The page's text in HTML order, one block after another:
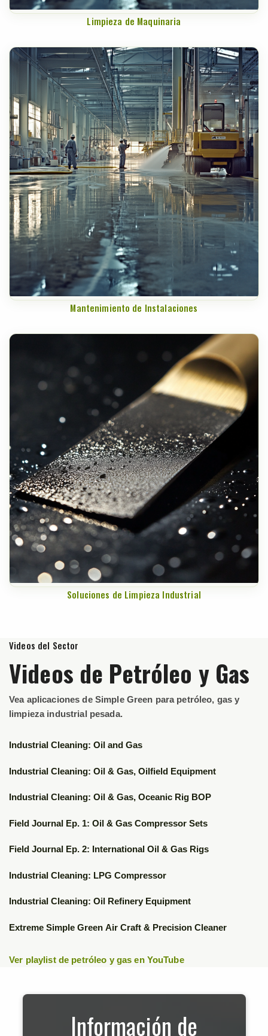
Limpieza de Maquinaria
Mantenimiento de Instalaciones
Soluciones de Limpieza Industrial
Videos del Sector
Videos de Petróleo y Gas
Vea aplicaciones de Simple Green para petróleo, gas y
limpieza industrial pesada.
▶
Industrial Cleaning: Oil and Gas
▶
Industrial Cleaning: Oil & Gas, Oilfield Equipment
▶ Industrial Cleaning: Oil & Gas, Oceanic Rig BOP
▶
Field Journal Ep. 1: Oil & Gas Compressor Sets
▶
Field Journal Ep. 2: International Oil & Gas Rigs
▶
Industrial Cleaning: LPG Compressor
▶
Industrial Cleaning: Oil Refinery Equipment
▶
Extreme Simple Green Air Craft & Precision Cleaner
Ver playlist de petróleo y gas en YouTube
Información de